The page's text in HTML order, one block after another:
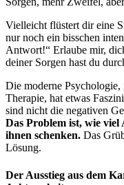
Vielleicht flüstert dir eine
nur noch ein bisschen
Antwort!“ Erlaube mir,
deiner Sorgen hast du
Die moderne
Therapie, hat etwas
sind nicht die negativen
Das Problem ist, wie
ihnen schenken. Das
Lösung.
Der Ausstieg aus dem